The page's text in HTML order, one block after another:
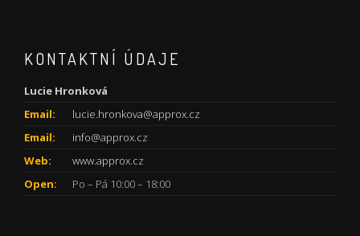
KONTAKTNÍ ÚDAJE
Lucie Hronková
Email:
lucie.hronkova@approx.cz
Email:
info@approx.cz
Web:
www.approx.cz
Open:
Po – Pá 10:00 – 18:00